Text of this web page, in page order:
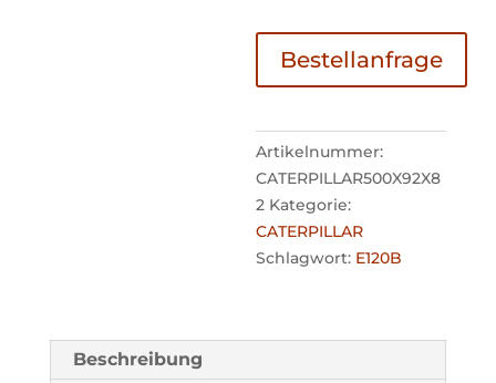
Bestellanfrage
Artikelnummer:
CATERPILLAR500X92X8
2 Kategorie:
CATERPILLAR
Schlagwort: E120B
Beschreibung